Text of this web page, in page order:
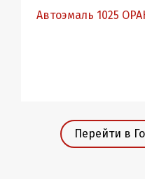
Автоэмаль 1025
Перейти в